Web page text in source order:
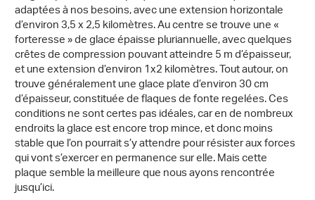
adaptées à nos besoins, avec une extension horizontale
d’environ 3,5 x 2,5 kilomètres. Au centre se trouve une «
forteresse » de glace épaisse pluriannuelle, avec quelques
crêtes de compression pouvant atteindre 5 m d’épaisseur,
et une extension d’environ 1x2 kilomètres. Tout autour, on
trouve généralement une glace plate d’environ 30 cm
d’épaisseur, constituée de flaques de fonte regelées. Ces
conditions ne sont certes pas idéales, car en de nombreux
endroits la glace est encore trop mince, et donc moins
stable que l’on pourrait s’y attendre pour résister aux forces
qui vont s’exercer en permanence sur elle. Mais cette
plaque semble la meilleure que nous ayons rencontrée
jusqu’ici.